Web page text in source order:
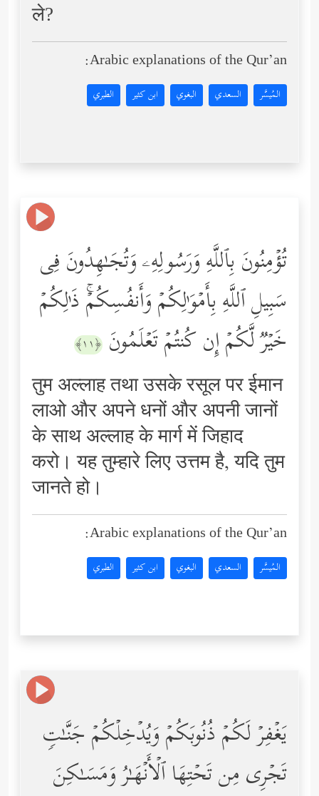
ले?
Arabic explanations of the Qur’an:
المُيسَّر السعدي البغوي ابن كثير الطبري
تُؤۡمِنُونَ بِٱللَّهِ وَرَسُولِهِۦ وَتُجَـٰهِدُونَ فِی
سَبِیلِ ٱللَّهِ بِأَمۡوَ ٰ⁠لِكُمۡ وَأَنفُسِكُمۡۚ ذَ ٰ⁠لِكُمۡ
خَیۡرࣱ لَّكُمۡ إِن كُنتُمۡ تَعۡلَمُونَ ﴿١١﴾
तुम अल्लाह तथा उसके रसूल पर ईमान
लाओ और अपने धनों और अपनी जानों
के साथ अल्लाह के मार्ग में जिहाद
करो। यह तुम्हारे लिए उत्तम है, यदि तुम
जानते हो।
Arabic explanations of the Qur’an:
المُيسَّر السعدي البغوي ابن كثير الطبري
یَغۡفِرۡ لَكُمۡ ذُنُوبَكُمۡ وَیُدۡخِلۡكُمۡ جَنَّـٰتࣲ
تَجۡرِی مِن تَحۡتِهَا ٱلۡأَنۡهَـٰرُ وَمَسَـٰكِنَ